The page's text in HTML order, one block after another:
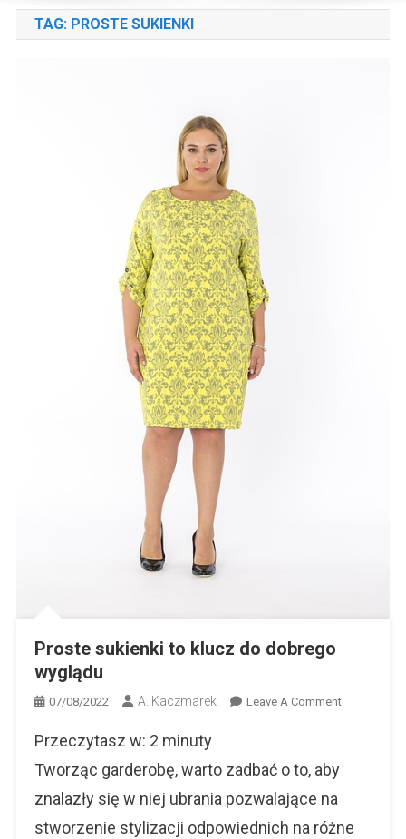
TAG: PROSTE SUKIENKI
Proste sukienki to klucz do dobrego
wyglądu
07/08/2022 A. Kaczmarek Leave A CommentOn
Dobrego
Przeczytasz w: 2 minuty
Tworząc garderobę, warto zadbać o to, aby
znalazły się w niej ubrania pozwalające na
stworzenie stylizacji odpowiednich na różne